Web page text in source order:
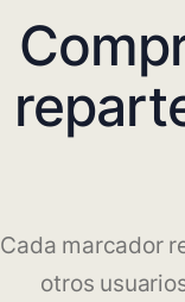
Cada marcador
otros